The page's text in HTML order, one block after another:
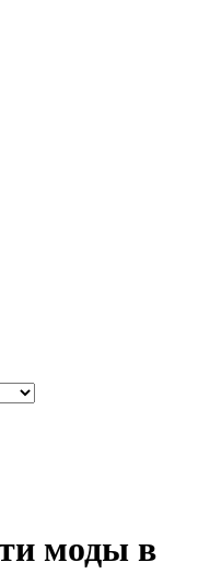
моды в